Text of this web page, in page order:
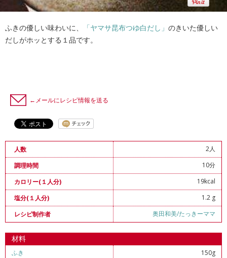
ふきの優しい味わいに、 「ヤマサ昆布つゆ白だし」 のきいた優しい
だしがホッとする１品です。
←メールにレシピ情報を送る
人数
2人
調理時間
10分
カロリー(１人分)
19kcal
塩分(１人分)
1.2 g
レシピ制作者
奥田和美/たっきーママ
材料
ふき
150g